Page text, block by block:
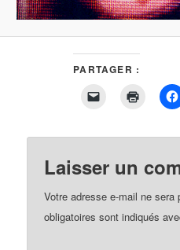
PARTAGER :
Cliquer
lien
mail
à
ami(ouvre
une
Cliquer
pour
une
Laisser un
Votre adresse e-mail ne sera
obligatoires sont indiqués